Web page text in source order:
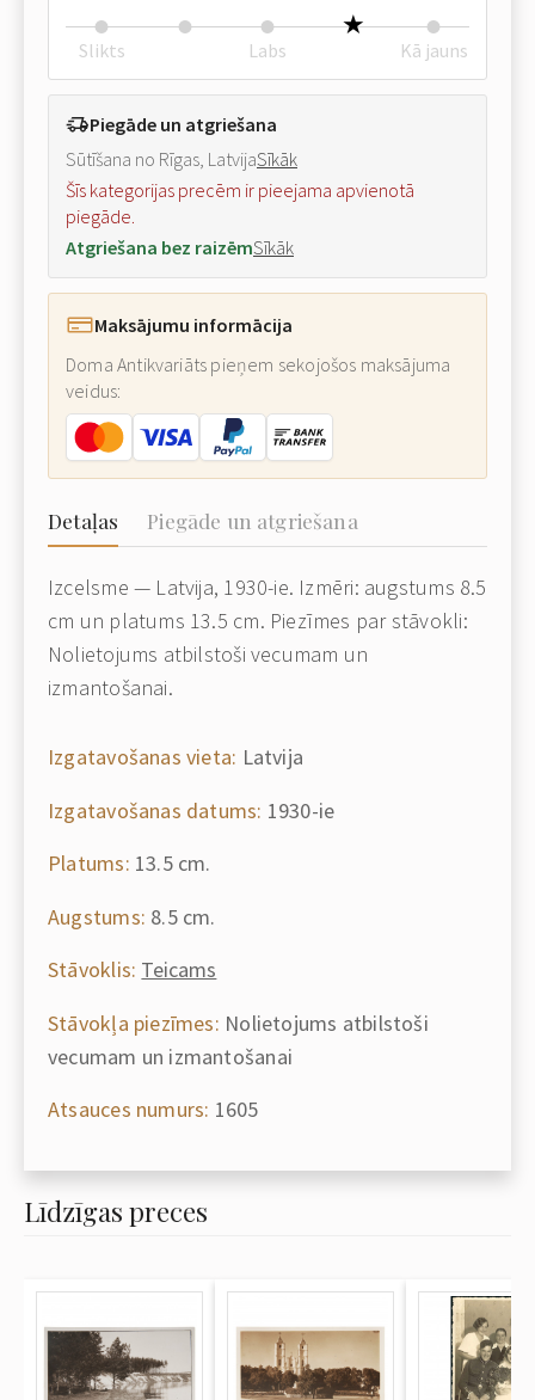
Slikts Labs Kā jauns
Piegāde un atgriešana
Sūtīšana no Rīgas, LatvijaSīkāk
Šīs kategorijas precēm ir pieejama apvienotā
piegāde.
Atgriešana bez raizēmSīkāk
Maksājumu informācija
Doma Antikvariāts pieņem sekojošos maksājuma
veidus:
Detaļas Piegāde un atgriešana
Izcelsme — Latvija, 1930-ie. Izmēri: augstums 8.5
cm un platums 13.5 cm. Piezīmes par stāvokli:
Nolietojums atbilstoši vecumam un
izmantošanai.
Izgatavošanas vieta: Latvija
Izgatavošanas datums: 1930-ie
Platums: 13.5 cm.
Augstums: 8.5 cm.
Stāvoklis: Teicams
Stāvokļa piezīmes: Nolietojums atbilstoši
vecumam un izmantošanai
Atsauces numurs: 1605
Līdzīgas preces